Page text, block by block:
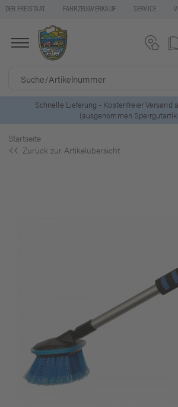
DER FREISTAAT FAHRZEUGVERKAUF SERVICE
Schnelle Lieferung - Kostenfreier Versand
(ausgenommen
Startseite
Zurück zur Artikelübersicht